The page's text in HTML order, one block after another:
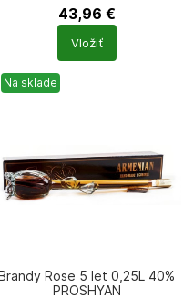
43,96 €
Počet
produktů
Vložiť
Na sklade
Rose 5 let 0,25L 40%
PROSHYAN